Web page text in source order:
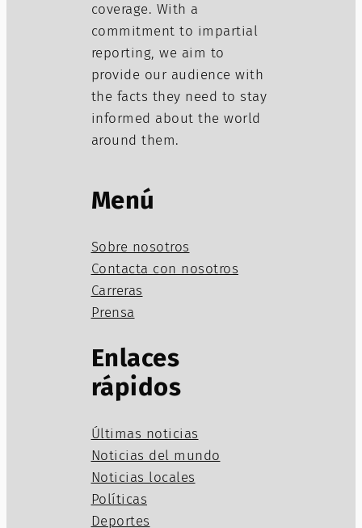
coverage. With a
commitment to impartial
reporting, we aim to
provide our audience with
the facts they need to stay
informed about the world
around them.
Menú
Sobre nosotros
Contacta con nosotros
Carreras
Prensa
Enlaces
rápidos
Últimas noticias
Noticias del mundo
Noticias locales
Políticas
Deportes